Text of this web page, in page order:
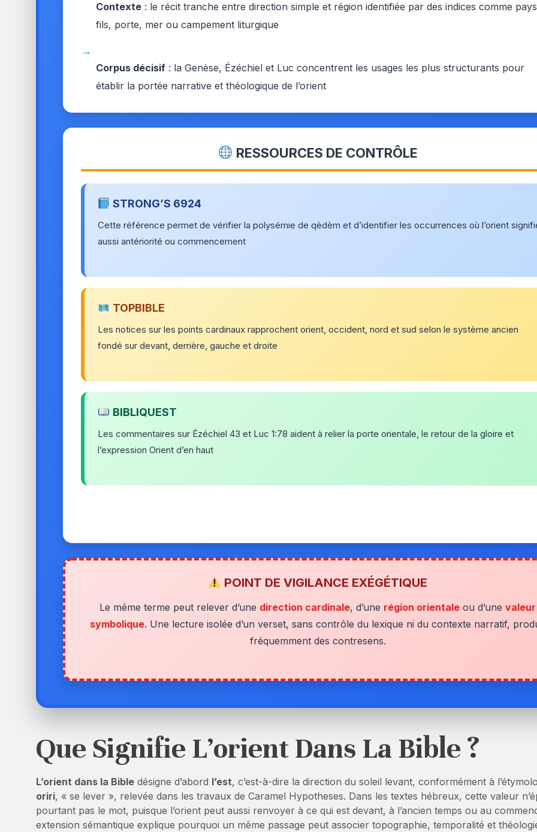
Contexte : le récit tranche entre direction simple et région identifiée par des indices comme
fils, porte, mer ou campement liturgique
→
Corpus décisif : la Genèse, Ézéchiel et Luc concentrent les usages les plus structurants pour
établir la portée narrative et théologique de l’orient
RESSOURCES DE CONTRÔLE
STRONG’S 6924
Cette référence permet de vérifier la polysémie de qèdèm et d’identifier les occurrences où l’orient
aussi antériorité ou commencement
TOPBIBLE
Les notices sur les points cardinaux rapprochent orient, occident, nord et sud selon le système ancien
fondé sur devant, derrière, gauche et droite
BIBLIQUEST
Les commentaires sur Ézéchiel 43 et Luc 1:78 aident à relier la porte orientale, le retour de la gloire et
l’expression Orient d’en haut
POINT DE VIGILANCE EXÉGÉTIQUE
Le même terme peut relever d’une direction cardinale, d’une région orientale ou d’une valeur
symbolique. Une lecture isolée d’un verset, sans contrôle du lexique ni du contexte narratif,
fréquemment des contresens.
Que Signifie L’orient Dans La Bible ?
L’orient dans la Bible désigne d’abord l’est, c’est-à-dire la direction du soleil levant, conformément à
oriri, « se lever », relevée dans les travaux de Caramel Hypotheses. Dans les textes hébreux, cette valeur
pourtant pas le mot, puisque l’orient peut aussi renvoyer à ce qui est devant, à l’ancien temps ou au
extension sémantique explique pourquoi un même passage peut associer topographie, temporalité et